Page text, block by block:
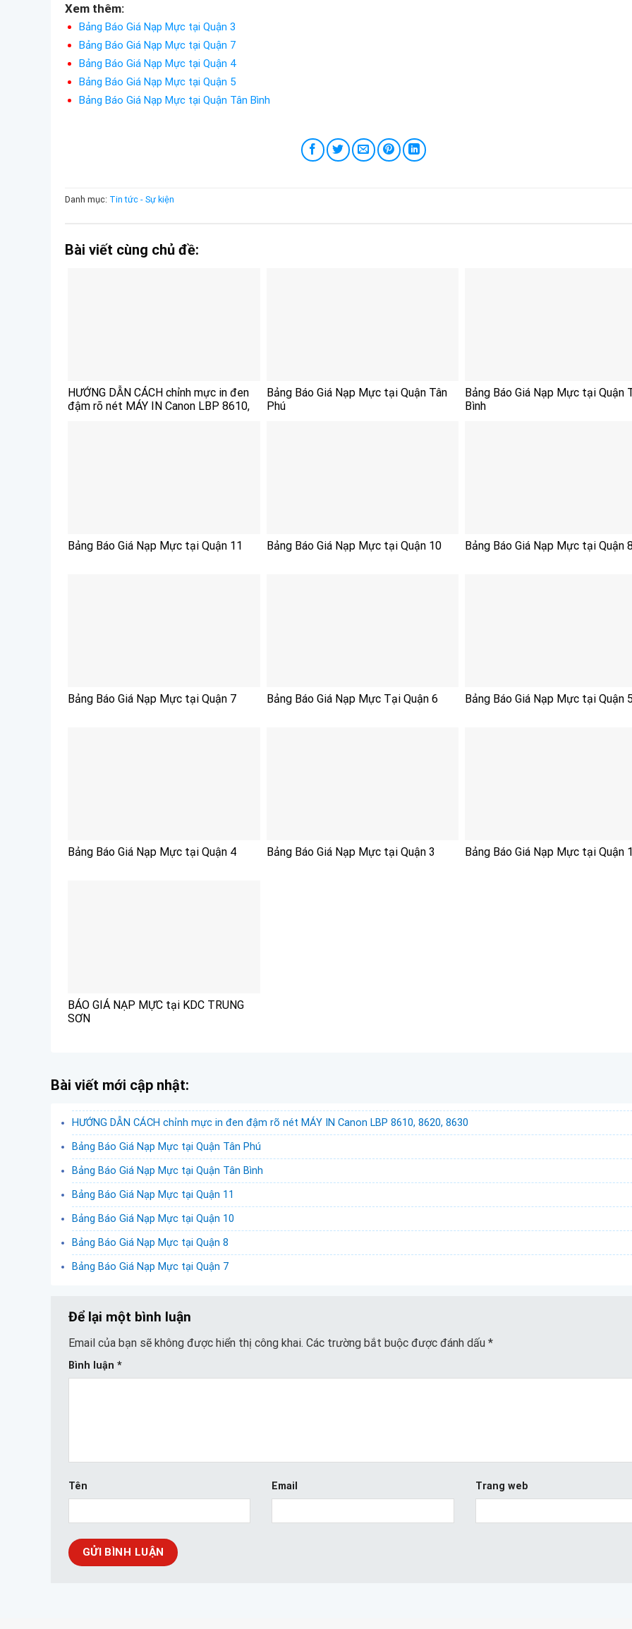
Xem thêm:
Bảng Báo Giá Nạp Mực tại Quận 3
Bảng Báo Giá Nạp Mực tại Quận 7
Bảng Báo Giá Nạp Mực tại Quận 4
Bảng Báo Giá Nạp Mực tại Quận 5
Bảng Báo Giá Nạp Mực tại Quận Tân Bình
Danh mục: Tin tức - Sự kiện
Bài viết cùng chủ đề:
HƯỚNG DẪN CÁCH chỉnh mực in đen
đậm rõ nét MÁY IN Canon LBP 8610,
Bảng Báo Giá Nạp Mực tại Quận Tân
Phú
Bảng Báo Giá Nạp Mực tại Quận
Bình
Bảng Báo Giá Nạp Mực tại Quận 11 Bảng Báo Giá Nạp Mực tại Quận 10 Bảng Báo Giá Nạp Mực tại Quận
Bảng Báo Giá Nạp Mực tại Quận 7 Bảng Báo Giá Nạp Mực Tại Quận 6 Bảng Báo Giá Nạp Mực tại Quận
Bảng Báo Giá Nạp Mực tại Quận 4 Bảng Báo Giá Nạp Mực tại Quận 3 Bảng Báo Giá Nạp Mực tại Quận
BÁO GIÁ NẠP MỰC tại KDC TRUNG
SƠN
Bài viết mới cập nhật:
HƯỚNG DẪN CÁCH chỉnh mực in đen đậm rõ nét MÁY IN Canon LBP 8610, 8620, 8630
Bảng Báo Giá Nạp Mực tại Quận Tân Phú
Bảng Báo Giá Nạp Mực tại Quận Tân Bình
Bảng Báo Giá Nạp Mực tại Quận 11
Bảng Báo Giá Nạp Mực tại Quận 10
Bảng Báo Giá Nạp Mực tại Quận 8
Bảng Báo Giá Nạp Mực tại Quận 7
Để lại một bình luận
Email của bạn sẽ không được hiển thị công khai. Các trường bắt buộc được đánh dấu *
Bình luận *
Tên Email Trang web